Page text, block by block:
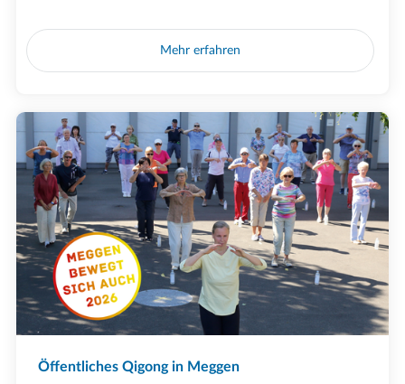
Mehr erfahren
Öffentliches Qigong in Meggen